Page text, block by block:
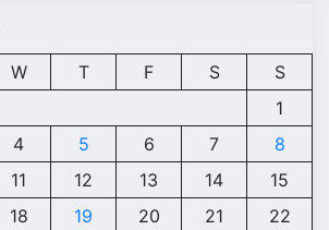
W T F S
S
1
4 5 6 7
8
11 12 13 14
15
18 19 20 21
22